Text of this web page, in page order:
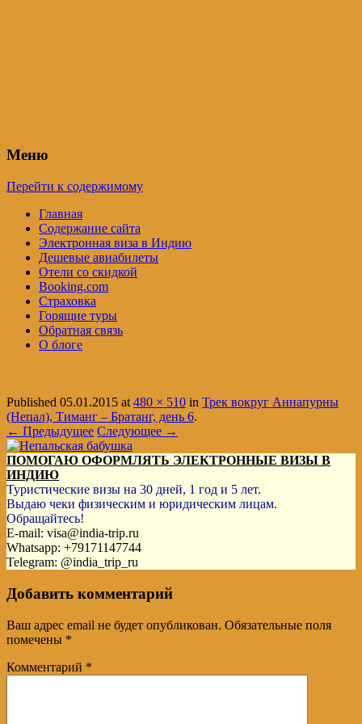
Меню
Перейти к содержимому
Главная
Содержание сайта
Электронная виза в Индию
Дешевые авиабилеты
Отели со скидкой
Booking.com
Страховка
Горящие туры
Обратная связь
О блоге
Published 05.01.2015 at480 × 510 in Трек вокруг Аннапурны
(Непал), Тиманг – Братанг, день 6.
← Предыдущее Следующее →
ПОМОГАЮ ОФОРМЛЯТЬ ЭЛЕКТРОННЫЕ ВИЗЫ В
ИНДИЮ
Туристические визы на 30 дней, 1 год и 5 лет.
Выдаю чеки физическим и юридическим лицам.
Обращайтесь!
E-mail: visa@india-trip.ru
Whatsapp: +79171147744
Telegram: @india_trip_ru
Добавить комментарий
Ваш адрес email не будет опубликован. Обязательные поля
помечены *
Комментарий *